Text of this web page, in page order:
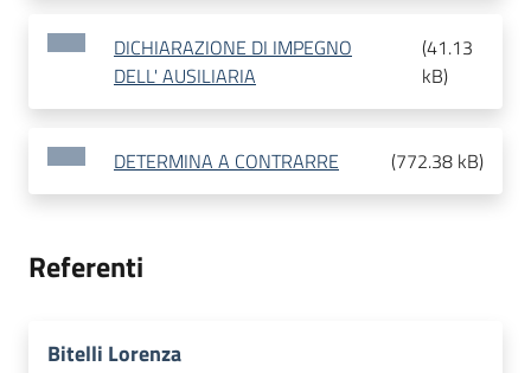
DICHIARAZIONE DI IMPEGNO
DELL' AUSILIARIA
(41.13
kB)
DETERMINA A CONTRARRE (772.38 kB)
Referenti
Bitelli Lorenza